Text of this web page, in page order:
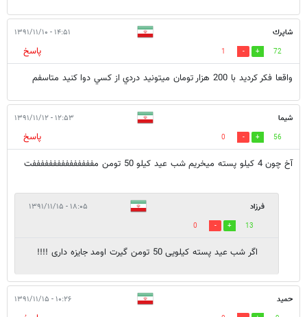
شاپرك ۱۴:۵۱ - ۱۳۹۱/۱۱/۱۰
72
1
پاسخ
واقعا فكر كرديد با 200 هزار تومان ميتونيد دردي از كسي دوا كنيد متاسفم
شيما ۱۲:۵۳ - ۱۳۹۱/۱۱/۱۲
56
0
پاسخ
آخ چون 4 كيلو پسته ميخريم شب عيد كيلو 50 تومن مفففففففففففففففت
فرزاد ۱۸:۰۵ - ۱۳۹۱/۱۱/۱۵
13
0
اگر شب عید پسته کیلویی 50 تومن گیرت اومد جایزه داری !!!!
حميد ۱۰:۲۶ - ۱۳۹۱/۱۱/۱۵